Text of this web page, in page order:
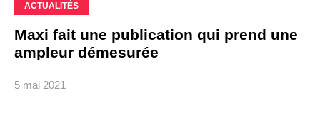
ACTUALITÉS
Maxi fait une publication qui prend une
ampleur démesurée
5 mai 2021